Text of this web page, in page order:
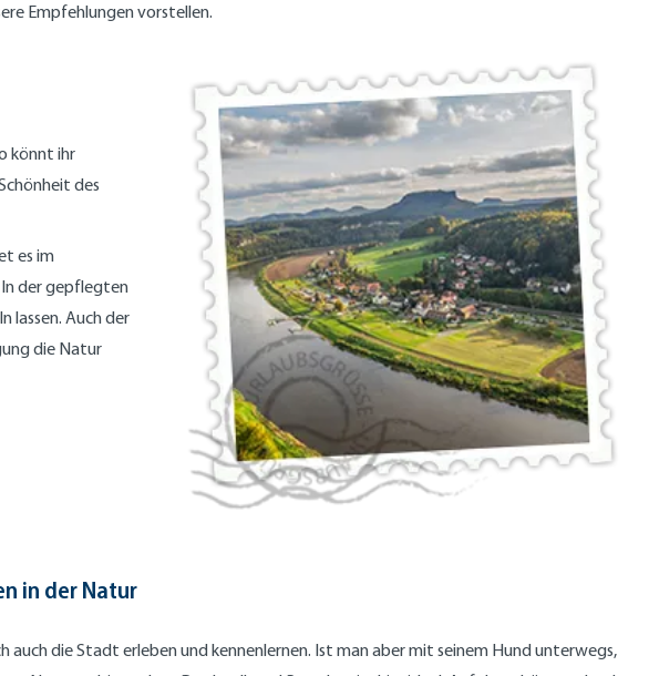
Empfehlungen vorstellen.
könnt ihr
des
es im
In der gepflegten
lassen. Auch der
die Natur
in der Natur
auch die Stadt erleben und kennenlernen. Ist man aber mit seinem Hund unterwegs,